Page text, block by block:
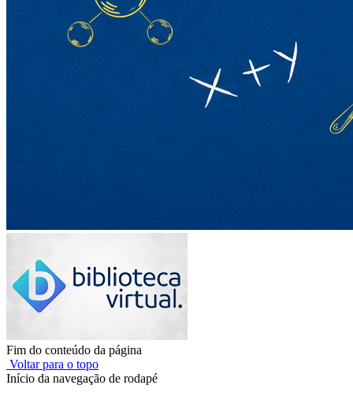
Fim do conteúdo da página
Voltar para o topo
Início da navegação de rodapé